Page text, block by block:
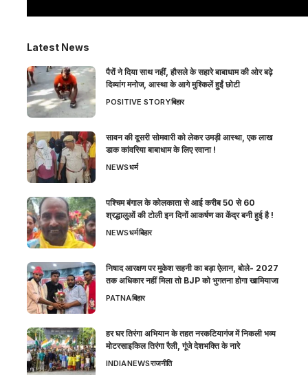
Latest News
पैरों ने दिया साथ नहीं, हौसले के सहारे बाबाधाम की ओर बढ़े
दिव्यांग मनोज, आस्था के आगे मुश्किलें हुईं छोटी
POSITIVE STORYबिहार
सावन की दूसरी सोमवारी को लेकर उमड़ी आस्था, एक लाख
डाक कांवरिया बाबाधाम के लिए रवाना !
NEWSधर्म
पश्चिम बंगाल के कोलकाता से आई करीब 50 से 60
श्रद्धालुओं की टोली इन दिनों आकर्षण का केंद्र बनी हुई है !
NEWSधर्मबिहार
निषाद आरक्षण पर मुकेश सहनी का बड़ा ऐलान, बोले- 2027
तक अधिकार नहीं मिला तो BJP को भुगतना होगा खामियाजा
PATNAबिहार
हर घर तिरंगा अभियान के तहत नरकटियागंज में निकली भव्य
मोटरसाइकिल तिरंगा रैली, गूंजे देशभक्ति के नारे
INDIANEWSराजनीति